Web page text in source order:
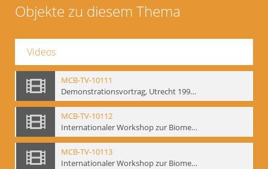
Objekte zu diesem Thema
Videos
MCB-TV-10111
Demonstrationsvortrag, Utrecht 1991 (2) - Interne Signatur: BM-vid-18
MCB-TV-10112
Internationaler Workshop zur Biomechanik, GITIS, Moskau, Januar 1993 (Bd.1) - Interne Signatur: BM-vid-19
MCB-TV-10113
Internationaler Workshop zur Biomechanik, GITIS, Moskau, Januar 1993 (Bd.2) - Interne Signatur: BM-vid-20